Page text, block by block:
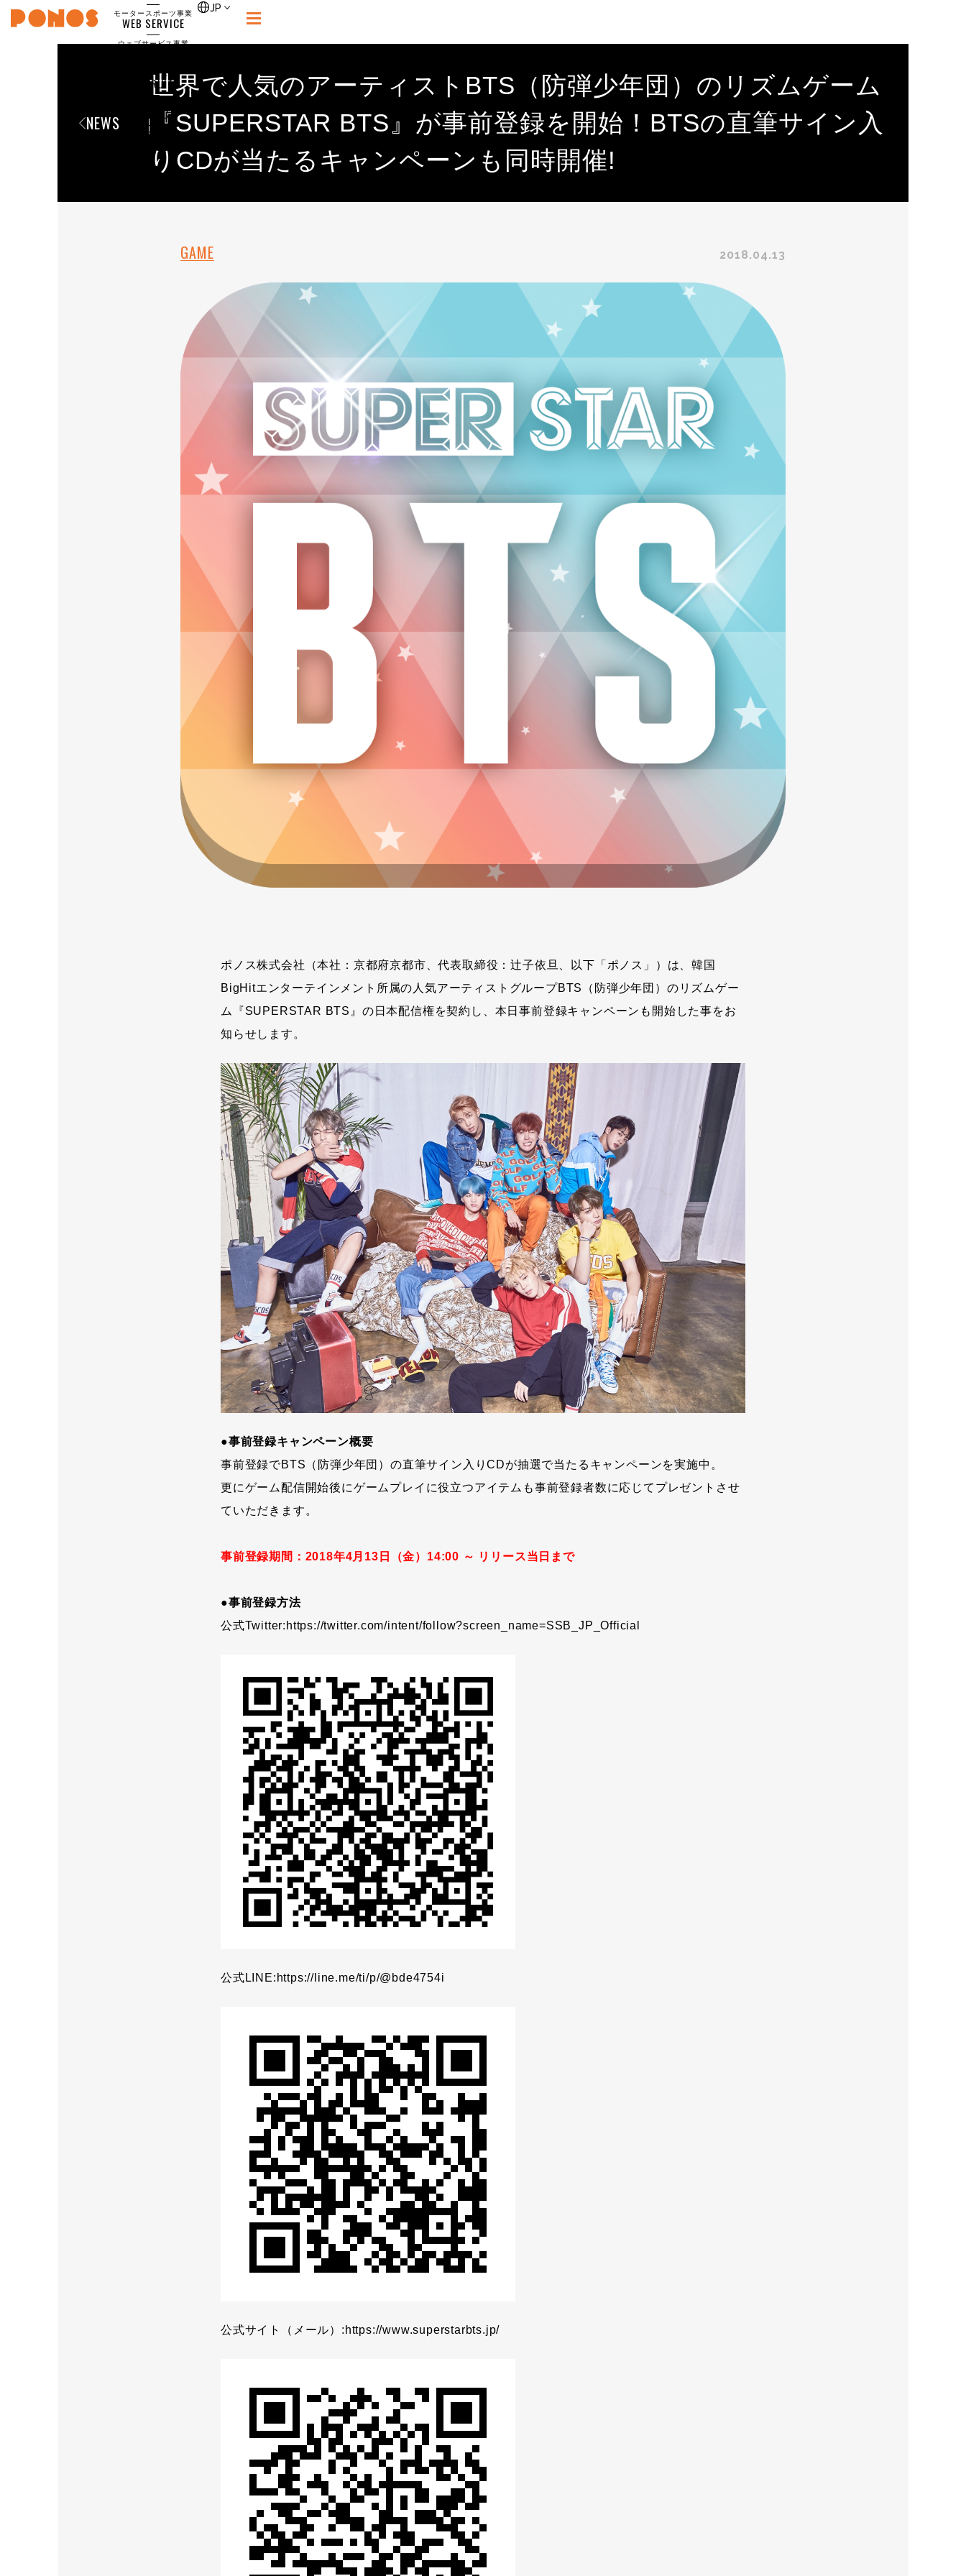
PONOS
モータースポーツ事業
WEB SERVICE
ウェブサービス事業
ニュース
RECRUIT
CONTACT
お問合せ
JP
NEWS
世界で人気のアーティストBTS（防弾少年団）のリズムゲーム
『SUPERSTAR BTS』が事前登録を開始！BTSの直筆サイン入
りCDが当たるキャンペーンも同時開催!
GAME 2018.04.13
ポノス株式会社（本社：京都府京都市、代表取締役：辻子依旦、以下「ポノス」）は、韓国
BigHitエンターテインメント所属の人気アーティストグループBTS（防弾少年団）のリズムゲー
ム『SUPERSTAR BTS』の日本配信権を契約し、本日事前登録キャンペーンも開始した事をお
知らせします。
●事前登録キャンペーン概要
事前登録でBTS（防弾少年団）の直筆サイン入りCDが抽選で当たるキャンペーンを実施中。
更にゲーム配信開始後にゲームプレイに役立つアイテムも事前登録者数に応じてプレゼントさせ
ていただきます。
事前登録期間：2018年4月13日（金）14:00 ～ リリース当日まで
●事前登録方法
公式Twitter: https://twitter.com/intent/follow?screen_name=SSB_JP_Official
公式LINE: https://line.me/ti/p/@bde4754i
公式サイト（メール）: https://www.superstarbts.jp/